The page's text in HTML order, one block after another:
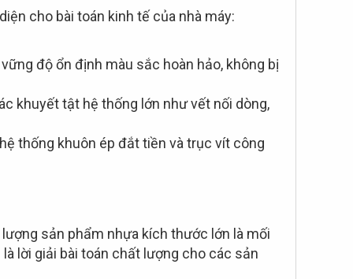
cho bài toán kinh tế của nhà máy:
độ ổn định màu sắc hoàn hảo, không bị
khuyết tật hệ thống lớn như vết nối dòng,
thống khuôn ép đắt tiền và trục vít công
sản phẩm nhựa kích thước lớn là mối
lời giải bài toán chất lượng cho các sản